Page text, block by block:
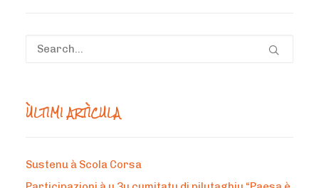
ÙLTIMI ARTÌCULA
Sustenu à Scola Corsa